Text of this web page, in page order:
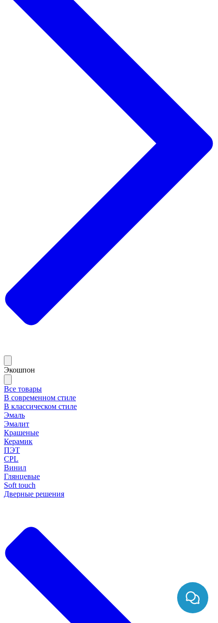
Экошпон
Все товары
В современном стиле
В классическом стиле
Эмаль
Эмалит
Крашеные
Керамик
ПЭТ
CPL
Винил
Глянцевые
Soft touch
Дверные решения